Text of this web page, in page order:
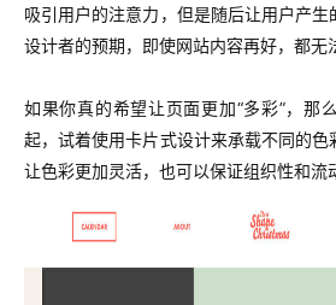
吸引用户的注意力，但是随后让用户产
设计者的预期，即使网站内容再好，都无
如果你真的希望让页面更加“多彩”，那
起，试着使用卡片式设计来承载不同的色
让色彩更加灵活，也可以保证组织性和流